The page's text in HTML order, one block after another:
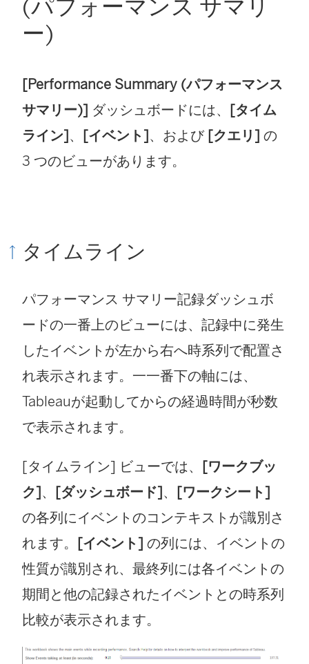
(パフォーマンス サマリ
ー)
[Performance Summary (パフォーマンス
サマリー)] ダッシュボードには、 [タイム
ライン]、 [イベント]、および[クエリ] の
3 つのビューがあります。
タイムライン
パフォーマンス サマリー記録ダッシュボ
ードの一番上のビューには、記録中に発生
したイベントが左から右へ時系列で配置さ
れ表示されます。一一番下の軸には、
Tableauが起動してからの経過時間が秒数
で表示されます。
[タイムライン] ビューでは、
[ワークブッ
ク] 、 [ダッシュボード] 、
[ワークシート]
の各列にイベントのコンテキストが識別さ
れます。
[イベント] の列には、イベントの
性質が識別され、最終列には各イベントの
期間と他の記録されたイベントとの時系列
比較が表示されます。